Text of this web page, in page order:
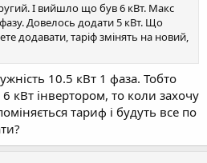
І вийшло що був 6 кВт. Макс
Довелось додати 5 кВт. Що
додавати, таріф змінять на новий,
10.5 кВт 1 фаза. Тобто
кВт інвертором, то коли захочу
тариф і будуть все по